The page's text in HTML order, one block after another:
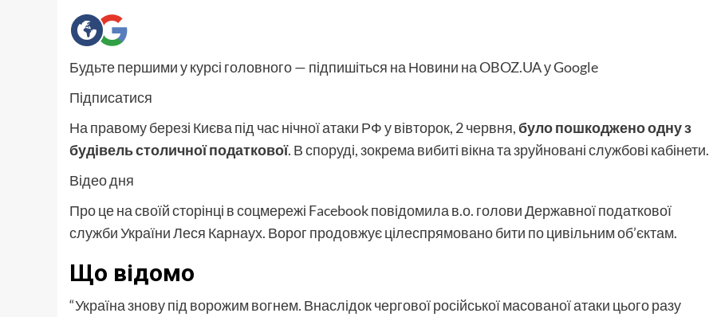
Будьте першими у курсі головного — підпишіться на Новини на OBOZ.UA у Google
Підписатися
На правому березі Києва під час нічної атаки РФ у вівторок, 2 червня,було пошкоджено одну з
будівель столичної податкової. В споруді, зокрема вибиті вікна та зруйновані службові кабінети.
Відео дня
Про це на своїй сторінці в соцмережі Facebook повідомила в.о. голови Державної податкової
служби України Леся Карнаух. Ворог продовжує цілеспрямовано бити по цивільним об’єктам.
Що відомо
“Україна знову під ворожим вогнем. Внаслідок чергової російської масованої атаки цього разу